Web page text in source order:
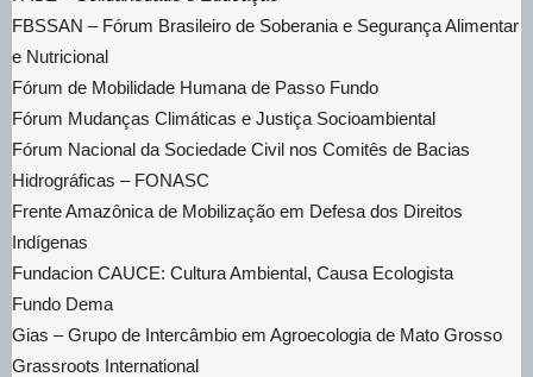
FBSSAN – Fórum Brasileiro de Soberania e Segurança Alimentar
e Nutricional
Fórum de Mobilidade Humana de Passo Fundo
Fórum Mudanças Climáticas e Justiça Socioambiental
Fórum Nacional da Sociedade Civil nos Comitês de Bacias
Hidrográficas – FONASC
Frente Amazônica de Mobilização em Defesa dos Direitos
Indígenas
Fundacion CAUCE: Cultura Ambiental, Causa Ecologista
Fundo Dema
Gias – Grupo de Intercâmbio em Agroecologia de Mato Grosso
Grassroots International